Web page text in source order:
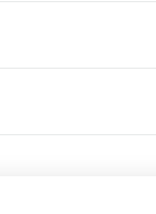
roku
studentů